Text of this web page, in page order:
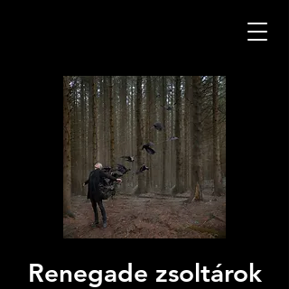
Renegade zsoltárok